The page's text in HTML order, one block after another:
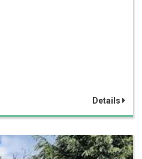
Details